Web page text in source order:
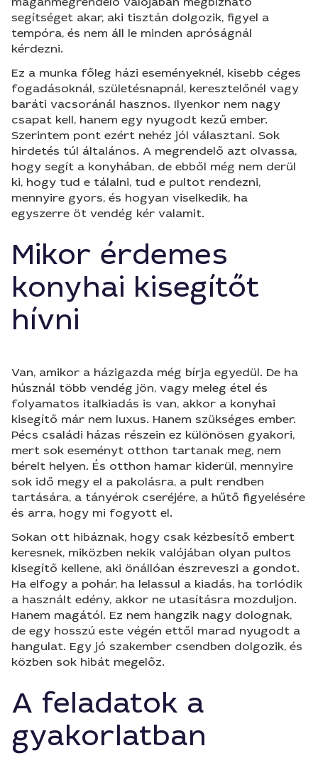
segítséget akar, aki tisztán dolgozik, figyel a
tempóra, és nem áll le minden apróságnál
kérdezni.
Ez a munka főleg házi eseményeknél, kisebb céges
fogadásoknál, születésnapnál, keresztelőnél vagy
baráti vacsoránál hasznos. Ilyenkor nem nagy
csapat kell, hanem egy nyugodt kezű ember.
Szerintem pont ezért nehéz jól választani. Sok
hirdetés túl általános. A megrendelő azt olvassa,
hogy segít a konyhában, de ebből még nem derül
ki, hogy tud e tálalni, tud e pultot rendezni,
mennyire gyors, és hogyan viselkedik, ha
egyszerre öt vendég kér valamit.
Mikor érdemes
konyhai kisegítőt
hívni
Van, amikor a házigazda még bírja egyedül. De ha
húsznál több vendég jön, vagy meleg étel és
folyamatos italkiadás is van, akkor a konyhai
kisegítő már nem luxus. Hanem szükséges ember.
Pécs családi házas részein ez különösen gyakori,
mert sok eseményt otthon tartanak meg, nem
bérelt helyen. És otthon hamar kiderül, mennyire
sok idő megy el a pakolásra, a pult rendben
tartására, a tányérok cseréjére, a hűtő figyelésére
és arra, hogy mi fogyott el.
Sokan ott hibáznak, hogy csak kézbesítő embert
keresnek, miközben nekik valójában olyan pultos
kisegítő kellene, aki önállóan észreveszi a gondot.
Ha elfogy a pohár, ha lelassul a kiadás, ha torlódik
a használt edény, akkor ne utasításra mozduljon.
Hanem magától. Ez nem hangzik nagy dolognak,
de egy hosszú este végén ettől marad nyugodt a
hangulat. Egy jó szakember csendben dolgozik, és
közben sok hibát megelőz.
A feladatok a
gyakorlatban